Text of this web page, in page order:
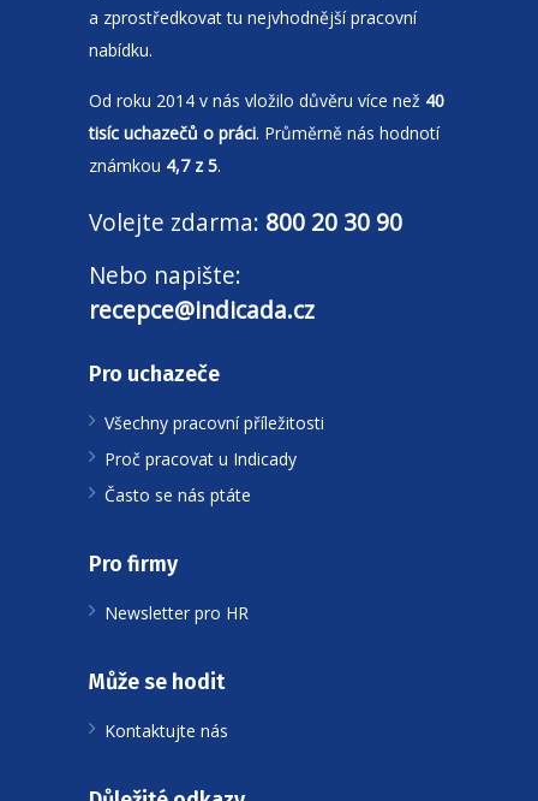
a zprostředkovat tu nejvhodnější pracovní
nabídku.
Od roku 2014 v nás vložilo důvěru více než 40
tisíc uchazečů o práci. Průměrně nás hodnotí
známkou 4,7 z 5.
Volejte zdarma: 800 20 30 90
Nebo napište:
recepce@indicada.cz
Pro uchazeče
Všechny pracovní příležitosti
Proč pracovat u Indicady
Často se nás ptáte
Pro firmy
Newsletter pro HR
Může se hodit
Kontaktujte nás